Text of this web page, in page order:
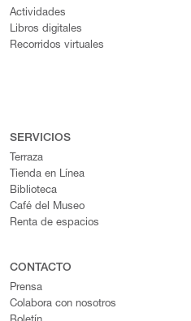
Actividades
Libros digitales
Recorridos virtuales
SERVICIOS
Terraza
Tienda en Línea
Biblioteca
Café del Museo
Renta de espacios
CONTACTO
Prensa
Colabora con nosotros